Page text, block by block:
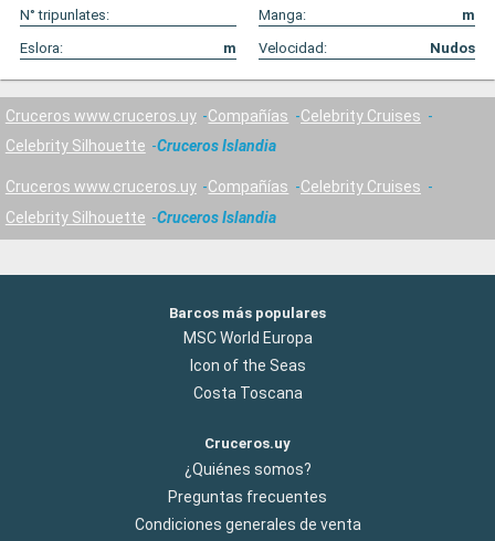
N° tripunlates:
Manga:
m
Eslora:
m Velocidad: Nudos
Cruceros www.cruceros.uy Compañías
Celebrity Cruises
Celebrity Silhouette
Cruceros Islandia
Cruceros www.cruceros.uy Compañías
Celebrity Cruises
Celebrity Silhouette
Cruceros Islandia
Barcos más populares
MSC World Europa
Icon of the Seas
Costa Toscana
Cruceros.uy
¿Quiénes somos?
Preguntas frecuentes
Condiciones generales de venta